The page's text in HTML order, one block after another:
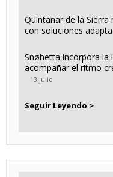
Quintanar de la
con soluciones
Snøhetta incorpora la
acompañar el ritmo
13 julio
Seguir Leyendo >